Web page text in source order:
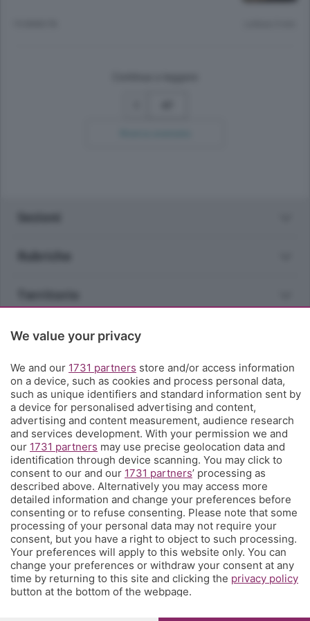
Sezioni
Rubriche
Servizi
Chi Siamo
Community
Network
© COPYRIGHT 2026 - S.E.S.A.A.B. S.p.a. con sede in Viale
Papa Giovanni XXIII, 118 24121 Bergamo - E' vietata la
riproduzione anche parziale
Iscritta al Registro Imprese di Bergamo al n.243762 |
Capitale sociale Euro 10.000.000 i.v.
We value your privacy
We and our 1731 partners store and/or access information
on a device, such as cookies and process personal data,
such as unique identifiers and standard information sent by
a device for personalised advertising and content,
advertising and content measurement, audience research
and services development. With your permission we and
our 1731 partners may use precise geolocation data and
identification through device scanning. You may click to
consent to our and our 1731 partners’ processing as
described above. Alternatively you may access more
detailed information and change your preferences before
consenting or to refuse consenting. Please note that some
processing of your personal data may not require your
consent, but you have a right to object to such processing.
Your preferences will apply to this website only. You can
change your preferences or withdraw your consent at any
time by returning to this site and clicking the privacy policy
button at the bottom of the webpage.